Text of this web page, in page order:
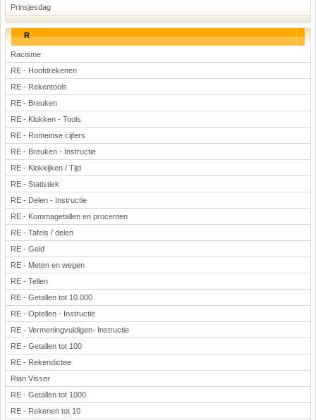
Prinsjesdag
R
Racisme
RE - Hoofdrekenen
RE - Rekentools
RE - Breuken
RE - Klokken - Tools
RE - Romeinse cijfers
RE - Breuken - Instructie
RE - Klokkijken / Tijd
RE - Statistiek
RE - Delen - Instructie
RE - Kommagetallen en procenten
RE - Tafels / delen
RE - Geld
RE - Meten en wegen
RE - Tellen
RE - Getallen tot 10.000
RE - Optellen - Instructie
RE - Vermeningvuldigen- Instructie
RE - Getallen tot 100
RE - Rekendictee
Rian Visser
RE - Getallen tot 1000
RE - Rekenen tot 10